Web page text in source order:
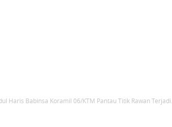
Haris Babinsa Koramil 06/KTM Pantau Titik Rawan Terjadi...